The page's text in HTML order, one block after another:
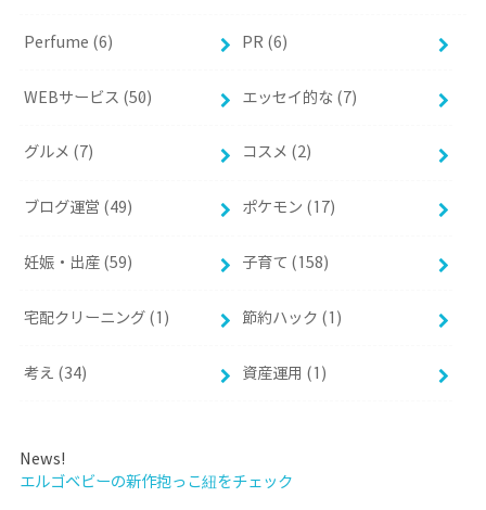
Perfume (6) PR (6)
WEBサービス (50) エッセイ的な (7)
グルメ (7) コスメ (2)
ブログ運営 (49) ポケモン (17)
妊娠・出産 (59) 子育て (158)
宅配クリーニング (1) 節約ハック (1)
考え (34) 資産運用 (1)
News!
エルゴベビーの新作抱っこ紐をチェック